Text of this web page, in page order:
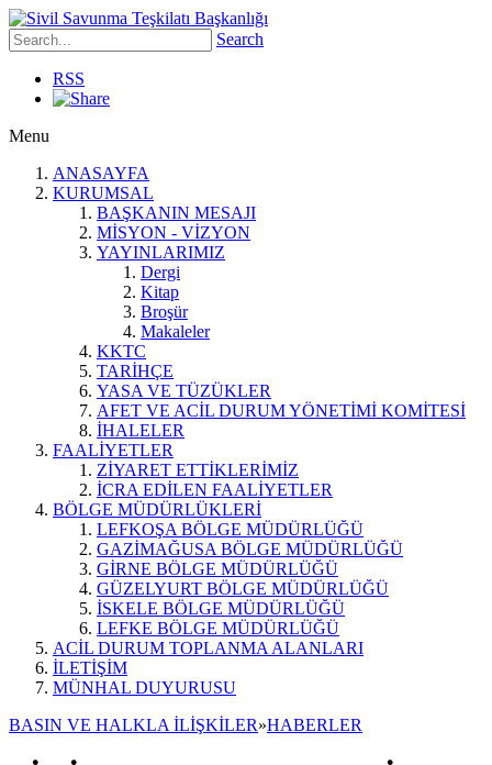
Search
RSS
Menu
ANASAYFA
KURUMSAL
BAŞKANIN MESAJI
MİSYON - VİZYON
YAYINLARIMIZ
Dergi
Kitap
Broşür
Makaleler
KKTC
TARİHÇE
YASA VE TÜZÜKLER
AFET VE ACİL DURUM YÖNETİMİ KOMİTESİ
İHALELER
FAALİYETLER
ZİYARET ETTİKLERİMİZ
İCRA EDİLEN FAALİYETLER
BÖLGE MÜDÜRLÜKLERİ
LEFKOŞA BÖLGE MÜDÜRLÜĞÜ
GAZİMAĞUSA BÖLGE MÜDÜRLÜĞÜ
GİRNE BÖLGE MÜDÜRLÜĞÜ
GÜZELYURT BÖLGE MÜDÜRLÜĞÜ
İSKELE BÖLGE MÜDÜRLÜĞÜ
LEFKE BÖLGE MÜDÜRLÜĞÜ
ACİL DURUM TOPLANMA ALANLARI
İLETİŞİM
MÜNHAL DUYURUSU
BASIN VE HALKLA İLİŞKİLER»HABERLER